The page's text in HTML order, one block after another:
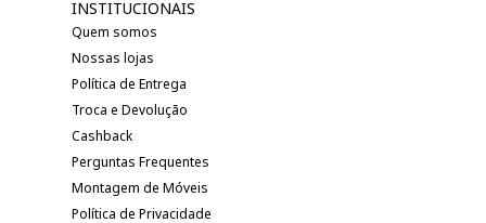
INSTITUCIONAIS
Quem somos
Nossas lojas
Política de Entrega
Troca e Devolução
Cashback
Perguntas Frequentes
Montagem de Móveis
Política de Privacidade